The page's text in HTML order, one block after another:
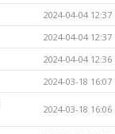
2024-04-04 12:37
2024-04-04 12:37
2024-04-04 12:36
2024-03-18 16:07
2024-03-18 16:06